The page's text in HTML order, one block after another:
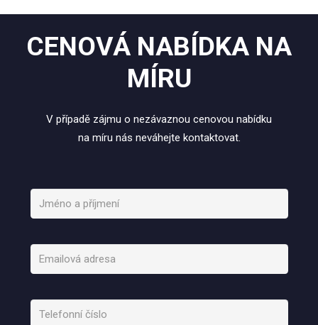
CENOVÁ NABÍDKA NA
MÍRU
V případě zájmu o nezávaznou cenovou nabídku
na míru nás neváhejte kontaktovat.